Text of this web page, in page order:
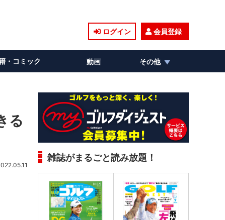
ログイン 会員登録
・コミック 動画 その他
る
雑誌がまるごと読み放題！